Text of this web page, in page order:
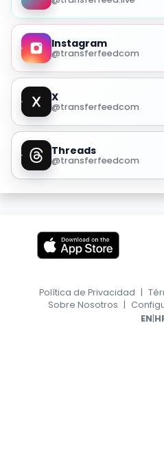
Instagram
@transferfeedcom
X
@transferfeedcom
Threads
@transferfeedcom
Política de Privacidad |
Sobre Nosotros |
EN|